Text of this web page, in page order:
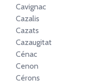
Cavignac
Cazalis
Cazats
Cazaugitat
Cénac
Cenon
Cérons